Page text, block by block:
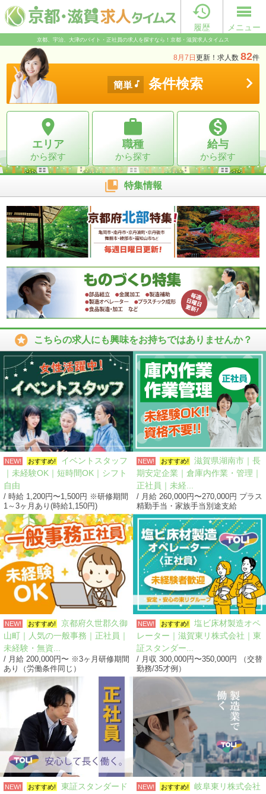

履歴 メニュー
京都、宇治、大津のバイト・正社員の求人を探すなら！京都・滋賀求人タイムス
8月7日 更新！求人数 82件
簡単  条件検索 

エリア
から探す

職種
から探す

給与
から探す
 特集情報
 こちらの求人にも興味をお持ちではありませんか？
NEW! おすすめ!
イベントスタッフ
｜未経験OK｜短時間OK｜シフト
自由
/ 時給 1,200円〜1,500円 ※研修期間
1～3ヶ月あり(時給1,150円)
NEW! おすすめ!
滋賀県湖南市｜長
期安定企業｜倉庫内作業・管理｜
正社員｜未経...
/ 月給 260,000円〜270,000円 プラス
精勤手当・家族手当別途支給
NEW! おすすめ!
京都府久世郡久御
山町｜人気の一般事務｜正社員｜
未経験・無資...
/ 月給 200,000円〜 ※3ヶ月研修期間
あり（労働条件同じ）
NEW! おすすめ!
塩ビ床材製造オペ
レーター｜滋賀東リ株式会社｜東
証スタンダー...
/ 月収 300,000円〜350,000円 （交替
勤務/35才例）
NEW! おすすめ!
東証スタンダード
NEW! おすすめ!
岐阜東リ株式会社